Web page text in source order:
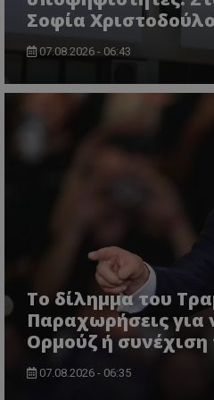
Σοφία
07.08.2026 - 06:43
Το δίλημμα του
Παραχωρήσεις για
Ορμούζ ή
07.08.2026 - 06:35